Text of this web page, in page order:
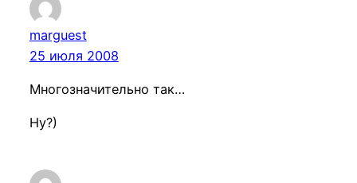
marguest
25 июля 2008
Многозначительно так…
Ну?)